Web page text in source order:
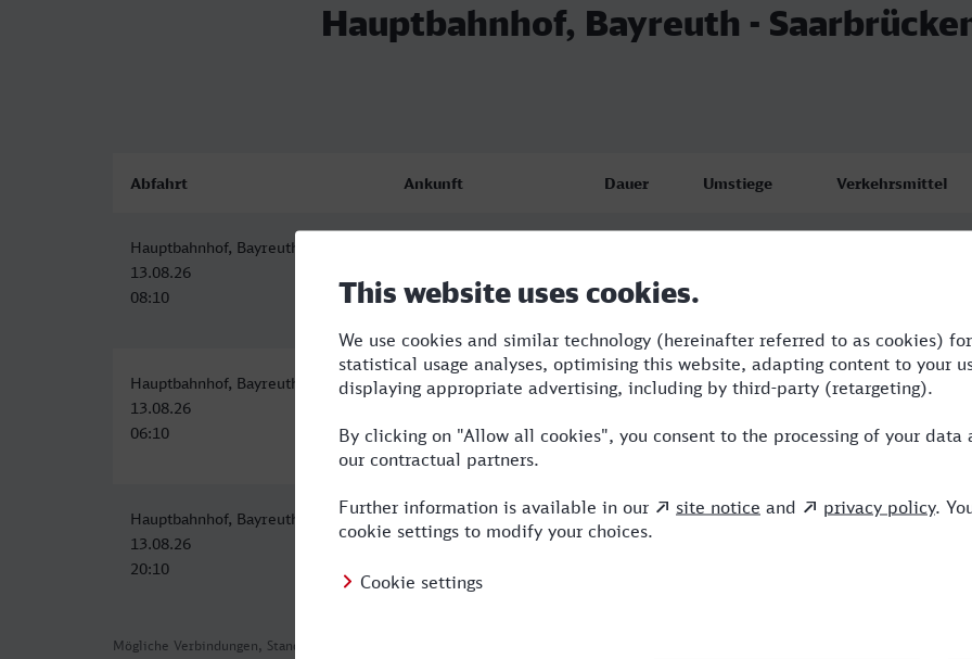
Hauptbahnhof, Bayreuth -
Mögliche Verbindungen, Stand: 2026-07-30 17:02
Abfahrt Ankunft Dauer Umstiege Verkehrsmittel
Hauptbahnhof, Bayreuth
13.08.26
08:10
14:54
Hauptbahnhof, Bayreuth
13.08.26
06:10
Saarbrücken Hbf
13:15
7:05 3 BUS,RE,ICE
Hauptbahnhof, Bayreuth
13.08.26
20:10
Saarbrücken Hbf
14.08.26
11:06 5 RB,BUS,VLX,RE,ICE